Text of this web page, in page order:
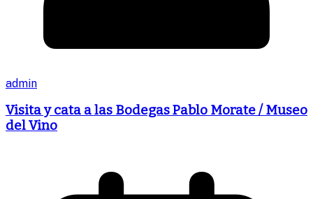
admin
Visita y cata a las Bodegas Pablo Morate / Museo
del Vino